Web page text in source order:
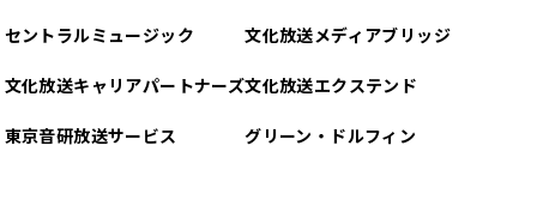
セントラルミュージック
文化放送キャリアパートナーズ
東京音研放送サービス
文化放送メディアブリッジ
文化放送エクステンド
グリーン・ドルフィン